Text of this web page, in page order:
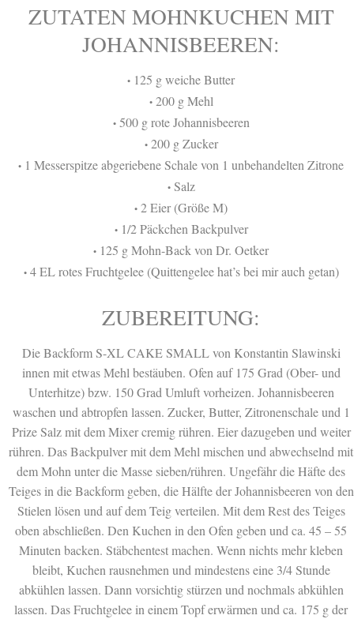
ZUTATEN MOHNKUCHEN MIT
JOHANNISBEEREN:
• 125 g weiche Butter
•200 g Mehl
•500 g rote Johannisbeeren
•200 g Zucker
• 1 Messerspitze abgeriebene Schale von 1 unbehandelten Zitrone
•Salz
• 2 Eier (Größe M)
•1/2 Päckchen Backpulver
• 125 g Mohn-Back von Dr. Oetker
•4 EL rotes Fruchtgelee (Quittengelee hat’s bei mir auch getan)
ZUBEREITUNG:
Die Backform S-XL CAKE SMALL von Konstantin Slawinski
innen mit etwas Mehl bestäuben. Ofen auf 175 Grad (Ober- und
Unterhitze) bzw. 150 Grad Umluft vorheizen. Johannisbeeren
waschen und abtropfen lassen. Zucker, Butter, Zitronenschale und 1
Prize Salz mit dem Mixer cremig rühren. Eier dazugeben und weiter
rühren. Das Backpulver mit dem Mehl mischen und abwechselnd mit
dem Mohn unter die Masse sieben/rühren. Ungefähr die Häfte des
Teiges in die Backform geben, die Hälfte der Johannisbeeren von den
Stielen lösen und auf dem Teig verteilen. Mit dem Rest des Teiges
oben abschließen. Den Kuchen in den Ofen geben und ca. 45 – 55
Minuten backen. Stäbchentest machen. Wenn nichts mehr kleben
bleibt, Kuchen rausnehmen und mindestens eine 3/4 Stunde
abkühlen lassen. Dann vorsichtig stürzen und nochmals abkühlen
lassen. Das Fruchtgelee in einem Topf erwärmen und ca. 175 g der